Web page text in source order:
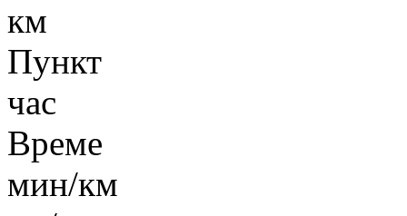
км
Пункт
час
Време
мин/км